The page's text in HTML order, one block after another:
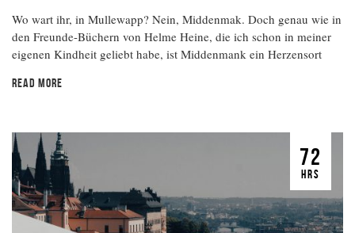
Wo wart ihr, in Mullewapp? Nein, Middenmak. Doch genau wie in
den Freunde-Büchern von Helme Heine, die ich schon in meiner
eigenen Kindheit geliebt habe, ist Middenmank ein Herzensort
READ MORE
72
HRS